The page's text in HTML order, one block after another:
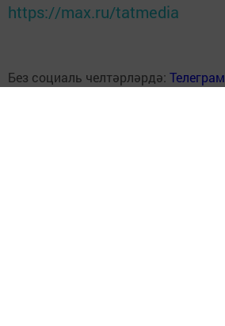
https://max.ru/tatmedia
Без социаль челтәрләрдә: Телеграм